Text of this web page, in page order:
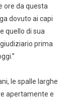
ore da questa
dovuto ai capi
quello di sua
prima
le spalle larghe
apertamente e